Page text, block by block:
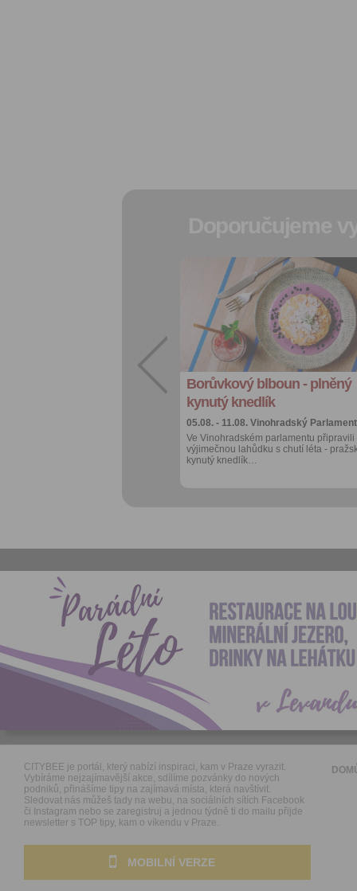
Borůvkový blboun - plněný
kynutý knedlík
05.08. - 11.08. Vinohradský Parlament
Ve Vinohradském parlamentu připravili
výjimečnou lahůdku s chutí léta -
kynutý knedlík…
Přidat do
oblíbených
Sdílet:
Facebook
export do
kalendáře
Více výhod pro
přihlášené
CITYBEE je portál, který nabízí inspiraci, kam v Praze vyrazit.
Vybíráme nejzajímavější akce, sdílíme pozvánky do nových
podniků, přinášíme tipy na zajímavá místa, která navštívit.
Sledovat nás můžeš tady na webu, na sociálních sítích Facebook
či Instagram nebo se zaregistruj a jednou týdně ti do mailu přijde
newsletter s TOP tipy, kam o víkendu v Praze.
MOBILNÍ VERZE